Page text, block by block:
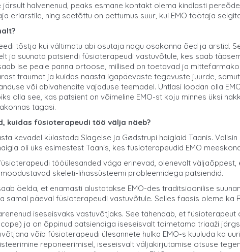
halvenenud, peaks esmane kontakt olema kindlasti
eriarstile, ning seetõttu on pettumus suur, kui EMO töötaja
tõstja kui vältimatu abi osutaja nagu osakonna õed ja arstid.
ja suunata patsiendi füsioterapeudi vastuvõtule, kes saab
ise peale panna ortoose, millised on toetavad ja
traumat ja kuidas naasta igapäevaste tegevuste juurde,
või abivahendite vajaduse teemadel. Ühtlasi loodan olla
olla see, kas patsient on võimeline EMO-st koju minnes üksi
tagasi.
kuidas füsioterapeudi töö välja näeb?
kevadel külastada Slagelse ja Gødstrupi haiglaid Taanis.
oli üks esimestest Taanis, kes füsioterapeudid EMO
tööülesanded väga erinevad, olenevalt
skeleti-lihassüsteemi probleemidega patsiendid.
öelda, et enamasti alustatakse EMO-des traditsioonilise
samal päeval füsioterapeudi vastuvõtule. Selles faasis oleme ka
iseseisvaks vastuvõtjaks. See tähendab, et
ja on õppinud patsiendiga iseseisvalt toimetama triaaži
võib füsioterapeudi ülesannete hulka EMO-s kuuluda ka
reponeerimisel, iseseisvalt väljakirjutamise otsuse